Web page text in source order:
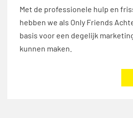
Met de professionele hulp en
hebben we als Only Friends
basis voor een degelijk
kunnen maken.